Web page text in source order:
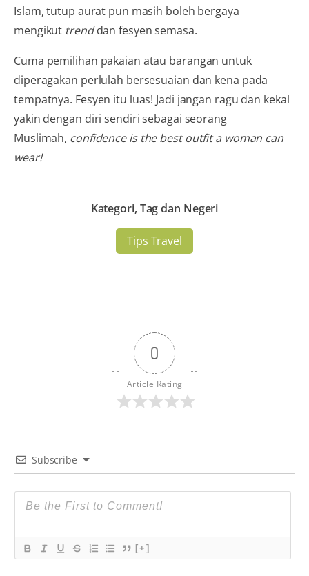
Islam, tutup aurat pun masih boleh bergaya
mengikut trenddan fesyen semasa.
Cuma pemilihan pakaian atau barangan untuk
diperagakan perlulah bersesuaian dan kena pada
tempatnya. Fesyen itu luas! Jadi jangan ragu dan kekal
yakin dengan diri sendiri sebagai seorang
Muslimah, confidence is the best outfit a woman can
wear!
Kategori, Tag dan Negeri
Tips Travel
0
Article Rating
Subscribe
[+]